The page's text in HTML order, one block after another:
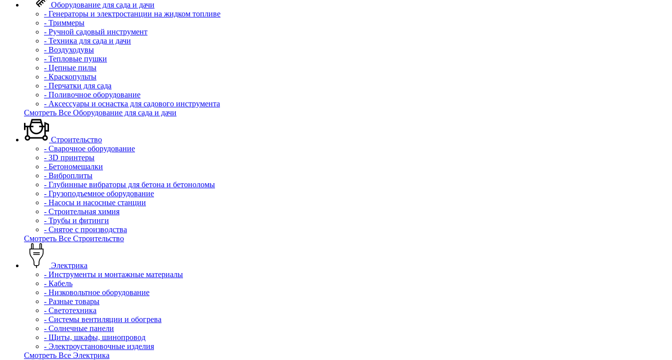
Оборудование для сада и дачи
- Генераторы и электростанции на жидком топливе
- Триммеры
- Ручной садовый инструмент
- Техника для сада и дачи
- Воздуходувы
- Тепловые пушки
- Цепные пилы
- Краскопульты
- Перчатки для сада
- Поливочное оборудование
- Аксессуары и оснастка для садового инструмента
Смотреть Все Оборудование для сада и дачи
Строительство
- Сварочное оборудование
- 3D принтеры
- Бетономешалки
- Виброплиты
- Глубинные вибраторы для бетона и бетоноломы
- Грузоподъемное оборудование
- Насосы и насосные станции
- Строительная химия
- Трубы и фитинги
- Снятое с производства
Смотреть Все Строительство
Электрика
- Инструменты и монтажные материалы
- Кабель
- Низковольтное оборудование
- Разные товары
- Светотехника
- Системы вентиляции и обогрева
- Солнечные панели
- Щиты, шкафы, шинопровод
- Электроустановочные изделия
Смотреть Все Электрика